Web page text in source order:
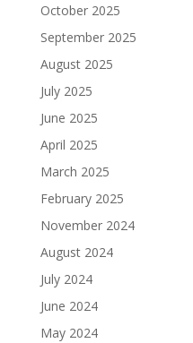
October 2025
September 2025
August 2025
July 2025
June 2025
April 2025
March 2025
February 2025
November 2024
August 2024
July 2024
June 2024
May 2024